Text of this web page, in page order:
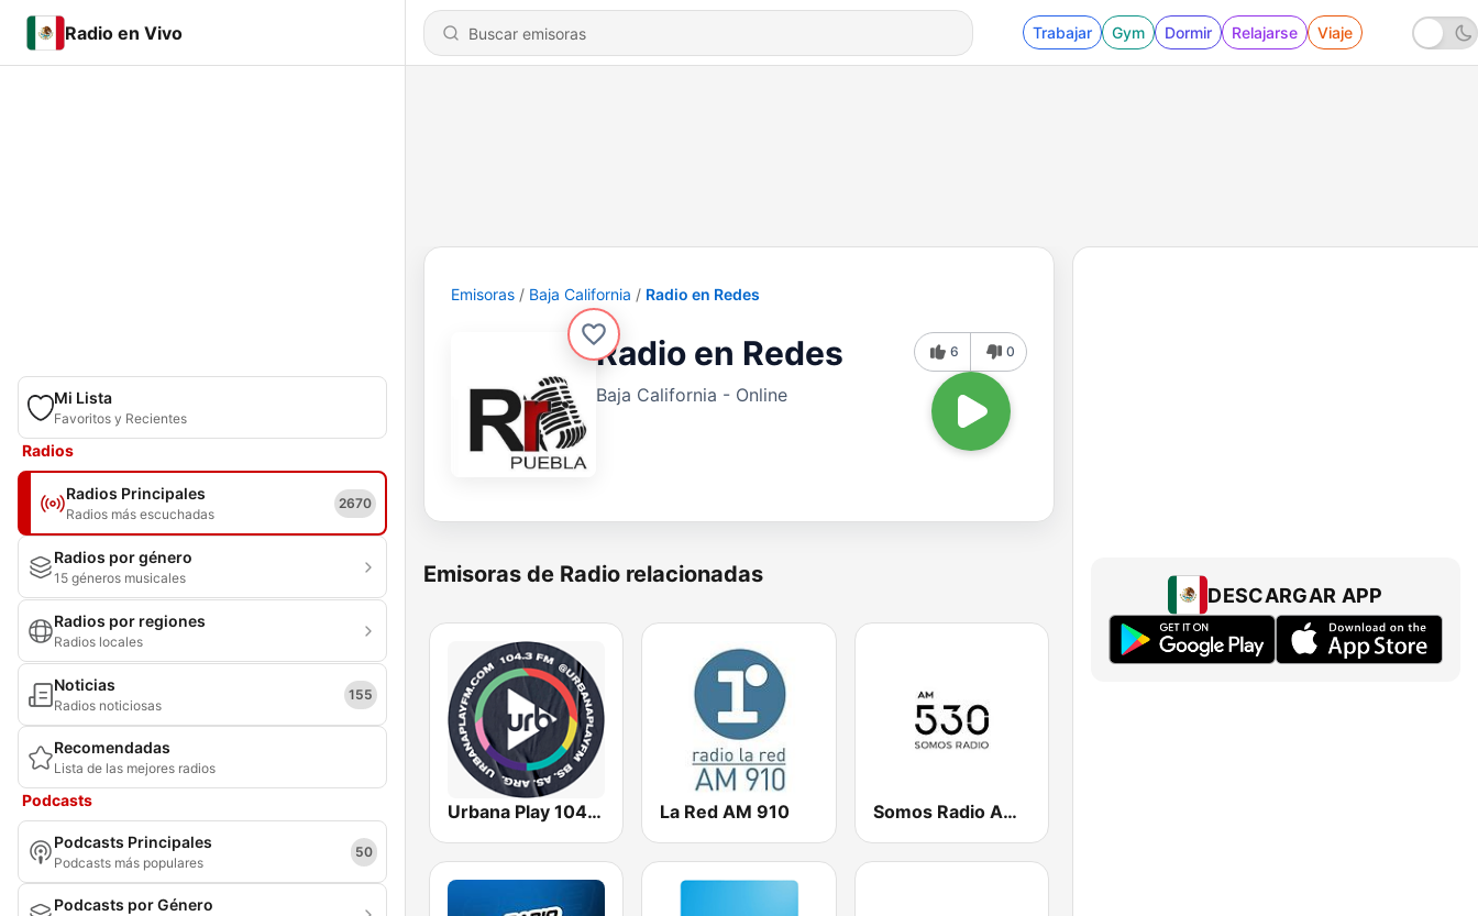
Radio en Vivo Trabajar Gym Dormir Relajarse Viaje
Mi Lista
Favoritos y Recientes
Radios
Radios Principales
Radios más escuchadas
2670
Radios por género
15 géneros musicales
Radios por regiones
Radios locales
Noticias
Radios noticiosas
155
Recomendadas
Lista de las mejores radios
Podcasts
Podcasts Principales
Podcasts más populares
50
Podcasts por Género
Emisoras Baja California Radio en Redes
Radio en Redes
Baja California - Online
6 0
Emisoras de Radio relacionadas
Urbana Play 104.3 FM La Red AM 910 Somos Radio AM 530
DESCARGAR APP